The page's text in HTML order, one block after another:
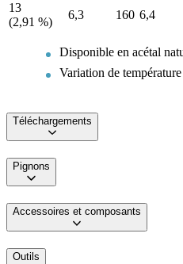
13
(2,91 %)
6,3 160 6,4
Disponible en acétal
Variation de
Téléchargements
Pignons
Accessoires et composants
Outils